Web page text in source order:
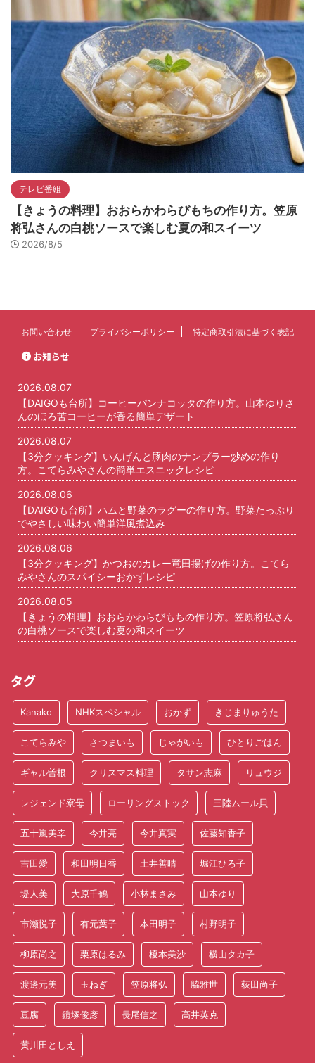
テレビ番組
【きょうの料理】おおらかわらびもちの作り方。笠原
将弘さんの白桃ソースで楽しむ夏の和スイーツ
2026/8/5
お問い合わせ プライバシーポリシー 特定商取引法に基づく表記
お知らせ
2026.08.07
【DAIGOも台所】コーヒーパンナコッタの作り方。山本ゆりさ
んのほろ苦コーヒーが香る簡単デザート
2026.08.07
【3分クッキング】いんげんと豚肉のナンプラー炒めの作り
方。こてらみやさんの簡単エスニックレシピ
2026.08.06
【DAIGOも台所】ハムと野菜のラグーの作り方。野菜たっぷり
でやさしい味わい簡単洋風煮込み
2026.08.06
【3分クッキング】かつおのカレー竜田揚げの作り方。こてら
みやさんのスパイシーおかずレシピ
2026.08.05
【きょうの料理】おおらかわらびもちの作り方。笠原将弘さん
の白桃ソースで楽しむ夏の和スイーツ
タグ
Kanako NHKスペシャル おかず きじまりゅうた
こてらみや さつまいも じゃがいも ひとりごはん
ギャル曽根 クリスマス料理 タサン志麻 リュウジ
レジェンド寮母 ローリングストック 三陸ムール貝
五十嵐美幸 今井亮 今井真実 佐藤知香子
吉田愛 和田明日香 土井善晴 堀江ひろ子
堤人美 大原千鶴 小林まさみ 山本ゆり
市瀬悦子 有元葉子 本田明子 村野明子
柳原尚之 栗原はるみ 榎本美沙 横山タカ子
渡邊元美 玉ねぎ 笠原将弘 脇雅世 荻田尚子
豆腐 鎧塚俊彦 長尾信之 高井英克
黄川田としえ